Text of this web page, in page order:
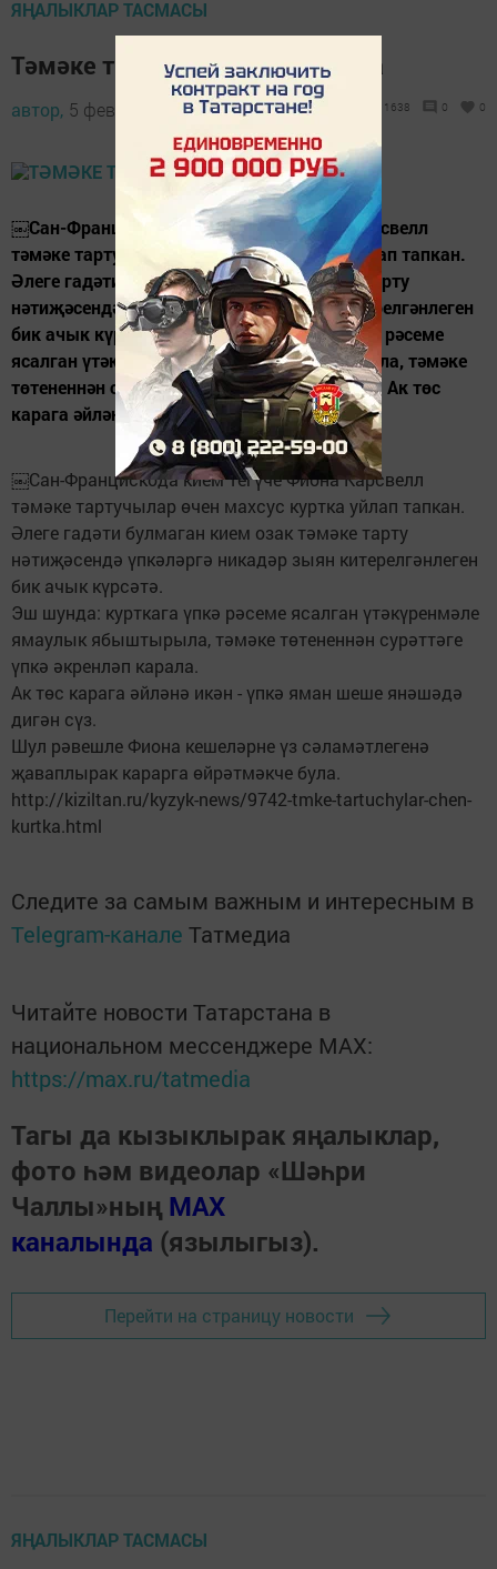
ЯҢАЛЫКЛАР ТАСМАСЫ
Тәмәке тартучылар өчен куртка
автор, 5 февраль 2018 - 07:42 1638 0 0
￼Сан-Францискода кием тегүче Фиона Карсвелл
тәмәке тартучылар өчен махсус куртка уйлап тапкан.
Әлеге гадәти булмаган кием озак тәмәке тарту
нәтиҗәсендә үпкәләргә никадәр зыян китерелгәнлеген
бик ачык күрсәтә. Эш шунда: курткага үпкә рәсеме
ясалган үтәкүренмәле ямаулык ябыштырыла, тәмәке
төтененнән сурәттәге үпкә әкренләп карала. Ак төс
карага әйләнә икән - үпкә яман...
￼Сан-Францискода кием тегүче Фиона Карсвелл
тәмәке тартучылар өчен махсус куртка уйлап тапкан.
Әлеге гадәти булмаган кием озак тәмәке тарту
нәтиҗәсендә үпкәләргә никадәр зыян китерелгәнлеген
бик ачык күрсәтә.
Эш шунда: курткага үпкә рәсеме ясалган үтәкүренмәле
ямаулык ябыштырыла, тәмәке төтененнән сурәттәге
үпкә әкренләп карала.
Ак төс карага әйләнә икән - үпкә яман шеше янәшәдә
дигән сүз.
Шул рәвешле Фиона кешеләрне үз сәламәтлегенә
җаваплырак карарга өйрәтмәкче була.
http://kiziltan.ru/kyzyk-news/9742-tmke-tartuchylar-chen-
kurtka.html
Следите за самым важным и интересным в
Telegram-канале Татмедиа
Читайте новости Татарстана в
национальном мессенджере MАХ:
https://max.ru/tatmedia
Тагы да кызыклырак яңалыклар,
фото һәм видеолар «Шәһри
Чаллы»ның MAX
каналында (язылыгыз).
Перейти на страницу новости
ЯҢАЛЫКЛАР ТАСМАСЫ